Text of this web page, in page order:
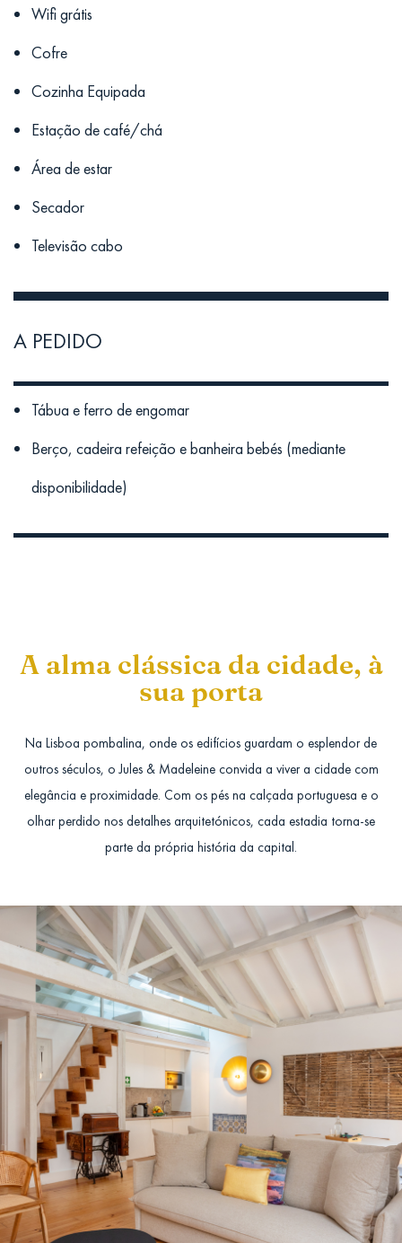
Wifi grátis
Cofre
Cozinha Equipada
Estação de café/chá
Área de estar
Secador
Televisão cabo
A PEDIDO
Tábua e ferro de engomar
Berço, cadeira refeição e banheira bebés (mediante
disponibilidade)
A alma clássica da cidade, à
sua porta
Na Lisboa pombalina, onde os edifícios guardam o esplendor de
outros séculos, o Jules & Madeleine convida a viver a cidade com
elegância e proximidade. Com os pés na calçada portuguesa e o
olhar perdido nos detalhes arquitetónicos, cada estadia torna-se
parte da própria história da capital.